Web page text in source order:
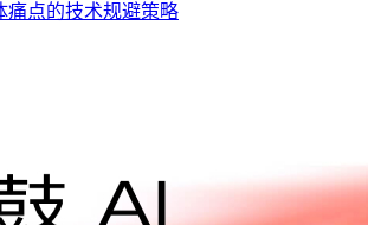
痛点的技术规避策略